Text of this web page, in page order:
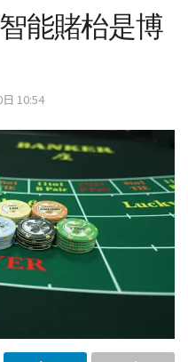
智能賭枱是博
10:54